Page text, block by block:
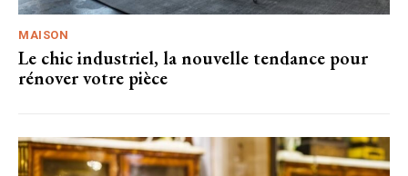
MAISON
Le chic industriel, la nouvelle tendance pour
rénover votre pièce